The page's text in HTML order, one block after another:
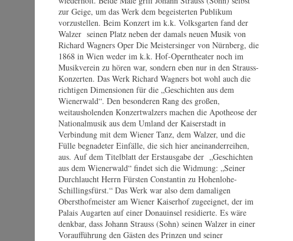
zur Geige, um das Werk dem begeisterten Publikum
vorzustellen. Beim Konzert im k.k. Volksgarten fand der
Walzer seinen Platz neben der damals neuen Musik von
Richard Wagners Oper Die Meistersinger von Nürnberg, die
1868 in Wien weder im k.k. Hof-Operntheater noch im
Musikverein zu hören war, sondern eben nur in den Strauss-
Konzerten. Das Werk Richard Wagners bot wohl auch die
richtigen Dimensionen für die „Geschichten aus dem
Wienerwald“. Den besonderen Rang des großen,
weitausholenden Konzertwalzers machen die Apotheose der
Nationalmusik aus dem Umland der Kaiserstadt in
Verbindung mit dem Wiener Tanz, dem Walzer, und die
Fülle begnadeter Einfälle, die sich hier aneinanderreihen,
aus. Auf dem Titelblatt der Erstausgabe der „Geschichten
aus dem Wienerwald“ findet sich die Widmung: „Seiner
Durchlaucht Herrn Fürsten Constantin zu Hohenlohe-
Schillingsfürst.“ Das Werk war also dem damaligen
Obersthofmeister am Wiener Kaiserhof zugeeignet, der im
Palais Augarten auf einer Donauinsel residierte. Es wäre
denkbar, dass Johann Strauss (Sohn) seinen Walzer in einer
Voraufführung den Gästen des Prinzen und seiner
Thomastik Infeld Wien
Hotel Imperial Wien